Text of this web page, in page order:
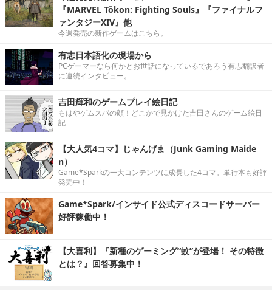
『MARVEL Tōkon: Fighting Souls』『ファイナルフ
ァンタジーXIV』他
今週発売の新作ゲームはこちら。
有志日本語化の現場から
PCゲーマーなら何かとお世話になっているであろう有志翻訳者
に連続インタビュー。
吉田輝和のゲームプレイ絵日記
もはやゲムスパの顔！どこかで見かけた吉田さんのゲーム絵日
記
【大人気4コマ】じゃんげま（Junk Gaming Maide
n）
Game*Sparkの一大コンテンツに成長した4コマ。単行本も好評
発売中！
Game*Spark/インサイド公式ディスコードサーバー
好評稼働中！
【大喜利】『新種のゲーミング“蚊”が登場！ その特徴
とは？』回答募集中！